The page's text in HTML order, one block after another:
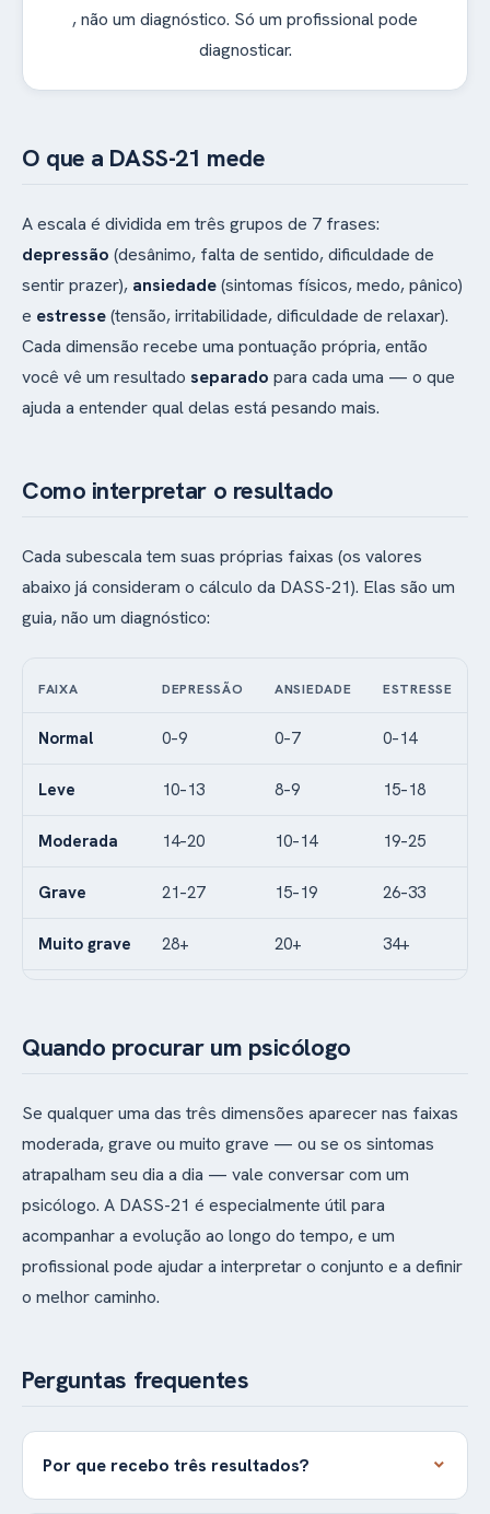
, não um diagnóstico. Só um profissional pode
diagnosticar.
O que a DASS-21 mede
A escala é dividida em três grupos de 7 frases:
depressão (desânimo, falta de sentido, dificuldade de
sentir prazer), ansiedade(sintomas físicos, medo, pânico)
e estresse(tensão, irritabilidade, dificuldade de relaxar).
Cada dimensão recebe uma pontuação própria, então
você vê um resultado separado para cada uma — o que
ajuda a entender qual delas está pesando mais.
Como interpretar o resultado
Cada subescala tem suas próprias faixas (os valores
abaixo já consideram o cálculo da DASS-21). Elas são um
guia, não um diagnóstico:
FAIXA DEPRESSÃO ANSIEDADE ESTRESSE
Normal 0–9 0–7 0–14
Leve 10–13 8–9 15–18
Moderada 14–20 10–14 19–25
Grave 21–27 15–19 26–33
Muito grave 28+ 20+ 34+
Quando procurar um psicólogo
Se qualquer uma das três dimensões aparecer nas faixas
moderada, grave ou muito grave — ou se os sintomas
atrapalham seu dia a dia — vale conversar com um
psicólogo. A DASS-21 é especialmente útil para
acompanhar a evolução ao longo do tempo, e um
profissional pode ajudar a interpretar o conjunto e a definir
o melhor caminho.
Perguntas frequentes
Por que recebo três resultados?